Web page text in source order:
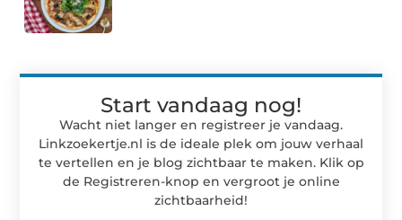
Start vandaag nog!
Wacht niet langer en registreer je vandaag.
Linkzoekertje.nl is de ideale plek om jouw verhaal
te vertellen en je blog zichtbaar te maken. Klik op
de Registreren-knop en vergroot je online
zichtbaarheid!